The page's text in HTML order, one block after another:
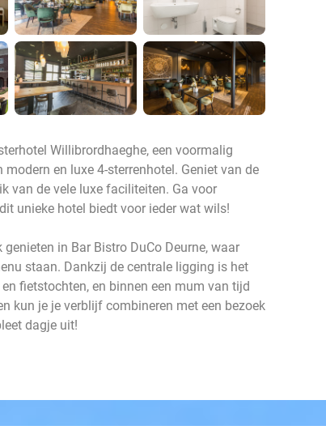
Willibrordhaeghe, een voormalig
en luxe 4-sterrenhotel. Geniet van de
van de vele luxe faciliteiten. Ga voor
unieke hotel biedt voor ieder wat wils!
in Bar Bistro DuCo Deurne, waar
staan. Dankzij de centrale ligging is het
fietstochten, en binnen een mum van tijd
kun je je verblijf combineren met een bezoek
dagje uit!